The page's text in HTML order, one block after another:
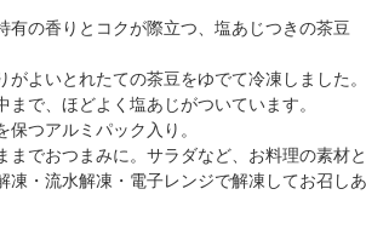
有の香りとコクが際立つ、塩あじつきの茶豆
がよいとれたての茶豆をゆでて冷凍しました。
まで、ほどよく塩あじがついています。
保つアルミパック入り。
までおつまみに。サラダなど、お料理の素材と
凍・流水解凍・電子レンジで解凍してお召しあ